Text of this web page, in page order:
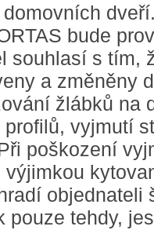
bude
souhlasí s tím,
a změněny
žlábků na
vyjmutí
poškození
objednateli
pouze tehdy,